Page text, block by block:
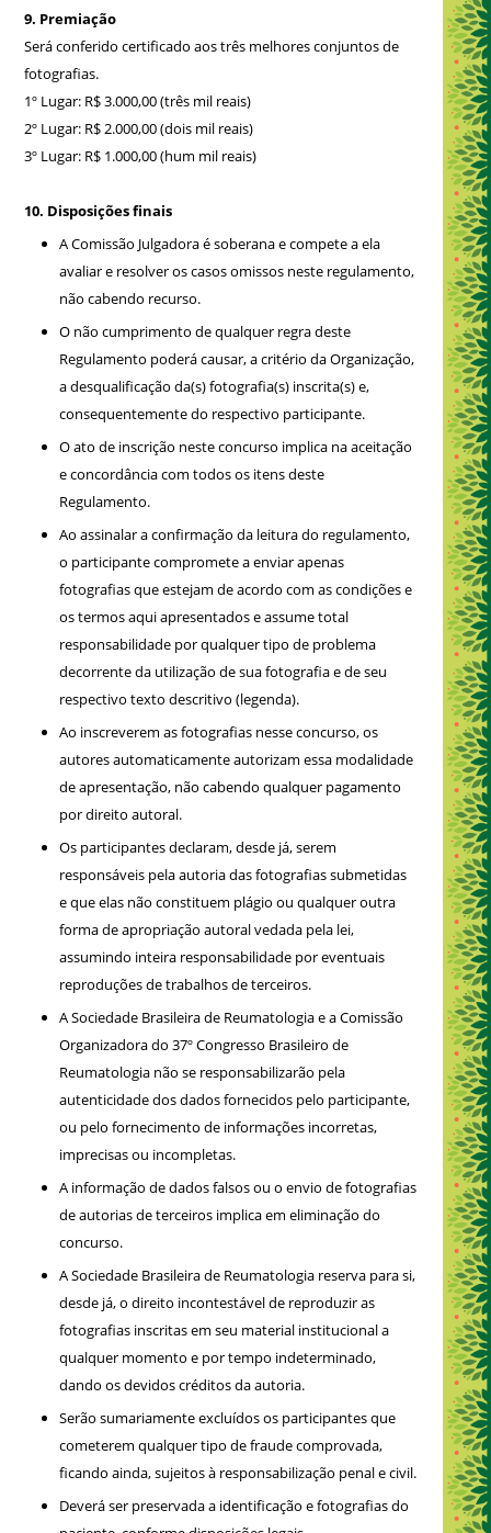
9. Premiação
Será conferido certificado aos três melhores conjuntos de
fotografias.
1º Lugar: R$ 3.000,00 (três mil reais)
2º Lugar: R$ 2.000,00 (dois mil reais)
3º Lugar: R$ 1.000,00 (hum mil reais)
10. Disposições finais
A Comissão Julgadora é soberana e compete a ela
avaliar e resolver os casos omissos neste regulamento,
não cabendo recurso.
O não cumprimento de qualquer regra deste
Regulamento poderá causar, a critério da Organização,
a desqualificação da(s) fotografia(s) inscrita(s) e,
consequentemente do respectivo participante.
O ato de inscrição neste concurso implica na aceitação
e concordância com todos os itens deste
Regulamento.
Ao assinalar a confirmação da leitura do regulamento,
o participante compromete a enviar apenas
fotografias que estejam de acordo com as condições e
os termos aqui apresentados e assume total
responsabilidade por qualquer tipo de problema
decorrente da utilização de sua fotografia e de seu
respectivo texto descritivo (legenda).
Ao inscreverem as fotografias nesse concurso, os
autores automaticamente autorizam essa modalidade
de apresentação, não cabendo qualquer pagamento
por direito autoral.
Os participantes declaram, desde já, serem
responsáveis pela autoria das fotografias submetidas
e que elas não constituem plágio ou qualquer outra
forma de apropriação autoral vedada pela lei,
assumindo inteira responsabilidade por eventuais
reproduções de trabalhos de terceiros.
A Sociedade Brasileira de Reumatologia e a Comissão
Organizadora do 37º Congresso Brasileiro de
Reumatologia não se responsabilizarão pela
autenticidade dos dados fornecidos pelo participante,
ou pelo fornecimento de informações incorretas,
imprecisas ou incompletas.
A informação de dados falsos ou o envio de fotografias
de autorias de terceiros implica em eliminação do
concurso.
A Sociedade Brasileira de Reumatologia reserva para si,
desde já, o direito incontestável de reproduzir as
fotografias inscritas em seu material institucional a
qualquer momento e por tempo indeterminado,
dando os devidos créditos da autoria.
Serão sumariamente excluídos os participantes que
cometerem qualquer tipo de fraude comprovada,
ficando ainda, sujeitos à responsabilização penal e civil.
Deverá ser preservada a identificação e fotografias do